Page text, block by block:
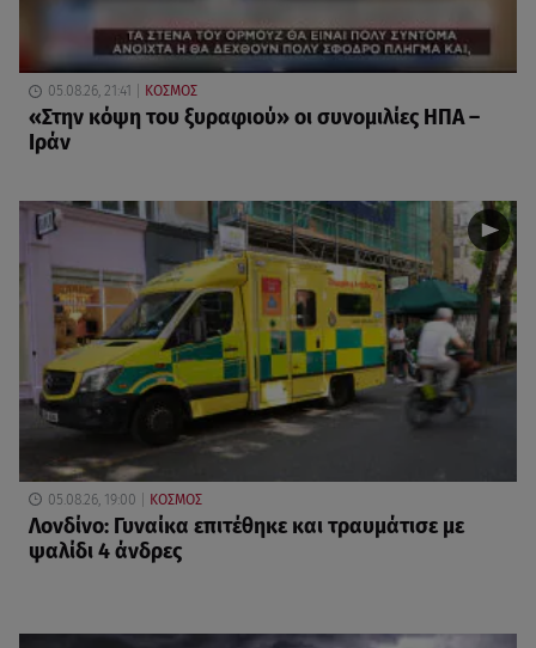
05.08.26, 21:41 ΚΟΣΜΟΣ
«Στην κόψη του ξυραφιού» οι συνομιλίες ΗΠΑ –
Ιράν
05.08.26, 19:00 ΚΟΣΜΟΣ
Λονδίνο: Γυναίκα επιτέθηκε και τραυμάτισε με
ψαλίδι 4 άνδρες